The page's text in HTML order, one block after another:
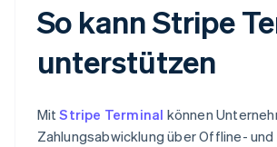
So kann Stripe
unterstützen
MitStripe Terminal können
Zahlungsabwicklung über Offline-